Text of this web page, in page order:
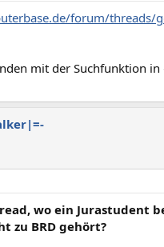
forum/threads/
mit der Suchfunktion in
wo ein Jurastudent
zu BRD gehört?